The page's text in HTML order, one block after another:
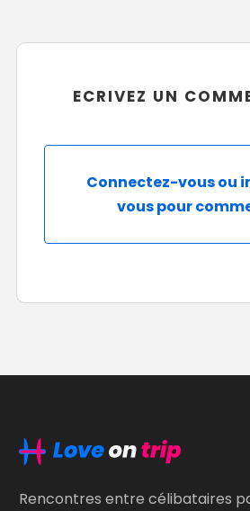
ECRIVEZ UN
Connectez-vous ou
vous pour
Rencontres entre célibataires